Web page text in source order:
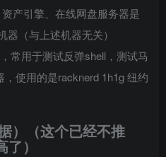
产引擎、在线网盘服务器是
器（与上述机器无关）
常用于测试反弹shell，测试马
使用的是racknerd 1h1g 纽约
）（这个已经不推
）